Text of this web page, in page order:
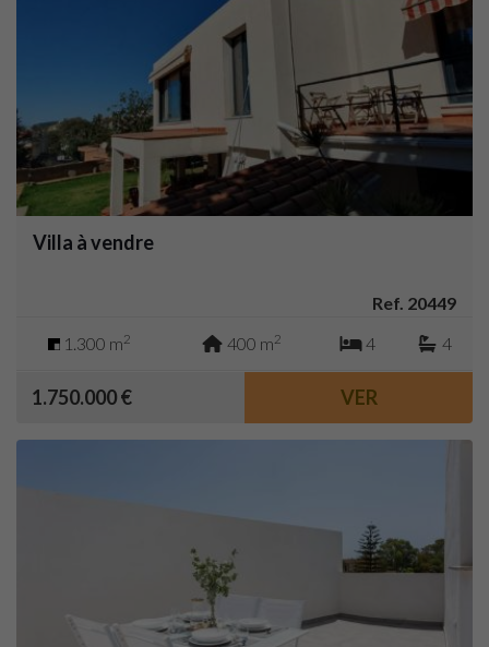
Villa à vendre
Ref. 20449
1.300 m2 400 m2 4 4
1.750.000 € VER